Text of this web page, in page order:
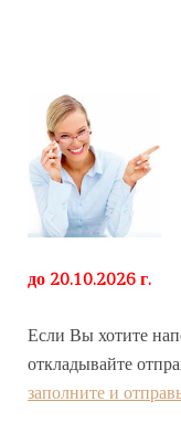
до 20.10.2026 г.
Если Вы хотите
откладывайте
заполните и